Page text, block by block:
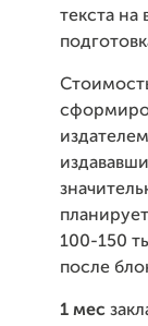
текста
100-150
после
1 мес